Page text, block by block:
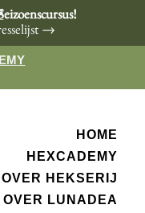
→
HOME
HEXCADEMY
OVER HEKSERIJ
OVER LUNADEA